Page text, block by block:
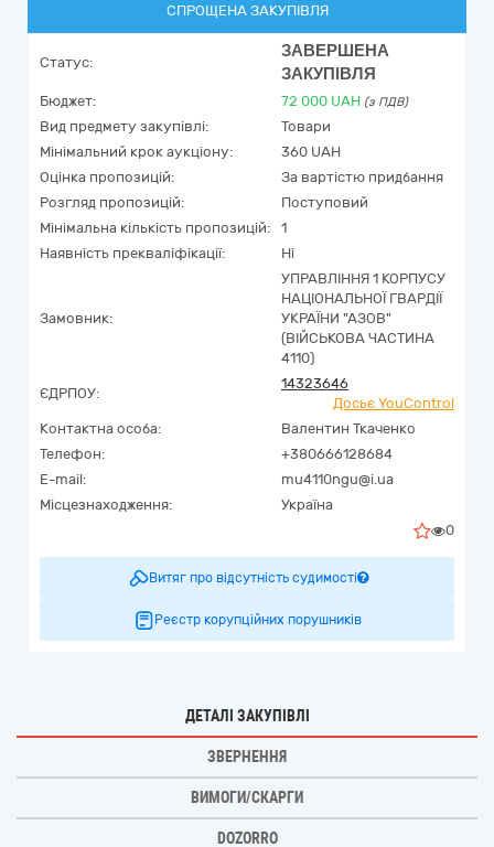
СПРОЩЕНА ЗАКУПІВЛЯ
Статус:
ЗАВЕРШЕНА
ЗАКУПІВЛЯ
Бюджет: 72 000 UAH (з ПДВ)
Вид предмету закупівлі:
Товари
Мінімальний крок аукціону:
360 UAH
Оцінка пропозицій:
За вартістю придбання
Розгляд пропозицій:
Поступовий
Мінімальна кількість пропозицій:
1
Наявність прекваліфікації:
Ні
Замовник:
УПРАВЛІННЯ 1 КОРПУСУ
НАЦІОНАЛЬНОЇ ГВАРДІЇ
УКРАЇНИ "АЗОВ"
(ВІЙСЬКОВА ЧАСТИНА
4110)
ЄДРПОУ:
14323646
Досьє YouControl
Контактна особа:
Валентин Ткаченко
Телефон:
+380666128684
E-mail:
mu4110ngu@i.ua
Місцезнаходження:
Україна
0
Витяг про відсутність судимості
Реєстр корупційних порушників
ДЕТАЛІ ЗАКУПІВЛІ
ЗВЕРНЕННЯ
ВИМОГИ/СКАРГИ
DOZORRO